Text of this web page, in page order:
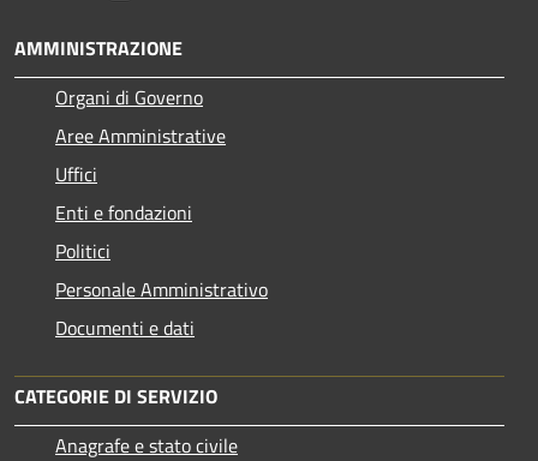
AMMINISTRAZIONE
Organi di Governo
Aree Amministrative
Uffici
Enti e fondazioni
Politici
Personale Amministrativo
Documenti e dati
CATEGORIE DI SERVIZIO
Anagrafe e stato civile